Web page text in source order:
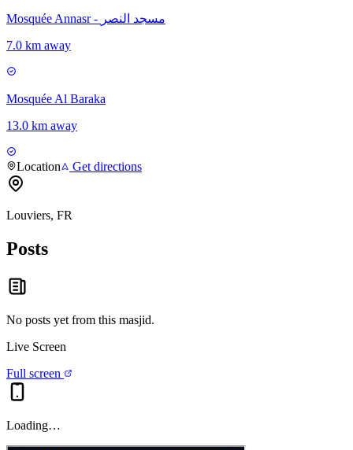
Mosquée Annasr - مسجد النصر
7.0 km away
Mosquée Al Baraka
13.0 km away
Location Get directions
Louviers, FR
Posts
No posts yet from this masjid.
Live Screen
Full screen
Loading…